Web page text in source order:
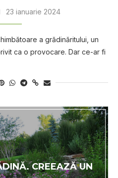
23 ianuarie 2024
a grădinăritului, un
ca o provocare. Dar ce-ar fi
CREEAZĂ UN